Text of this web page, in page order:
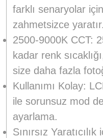
farklı senaryolar
zahmetsizce yaratır.
2500-9000K CCT:
kadar renk
size daha fazla
Kullanımı Kolay:
ile sorunsuz mod
ayarlama.
Sınırsız